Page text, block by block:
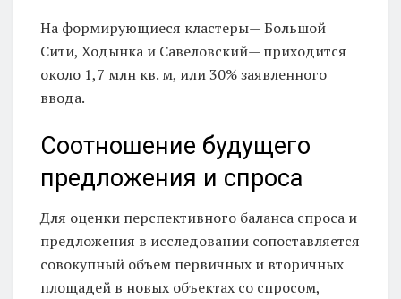
На формирующиеся кластеры— Большой
Сити, Ходынка и Савеловский— приходится
около 1,7 млн кв. м, или 30% заявленного
ввода.
Соотношение будущего
предложения и спроса
Для оценки перспективного баланса спроса и
предложения в исследовании сопоставляется
совокупный объем первичных и вторичных
площадей в новых объектах со спросом,